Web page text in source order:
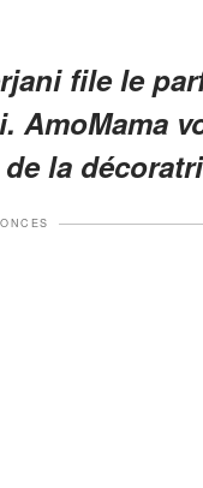
file le
AmoMama
la